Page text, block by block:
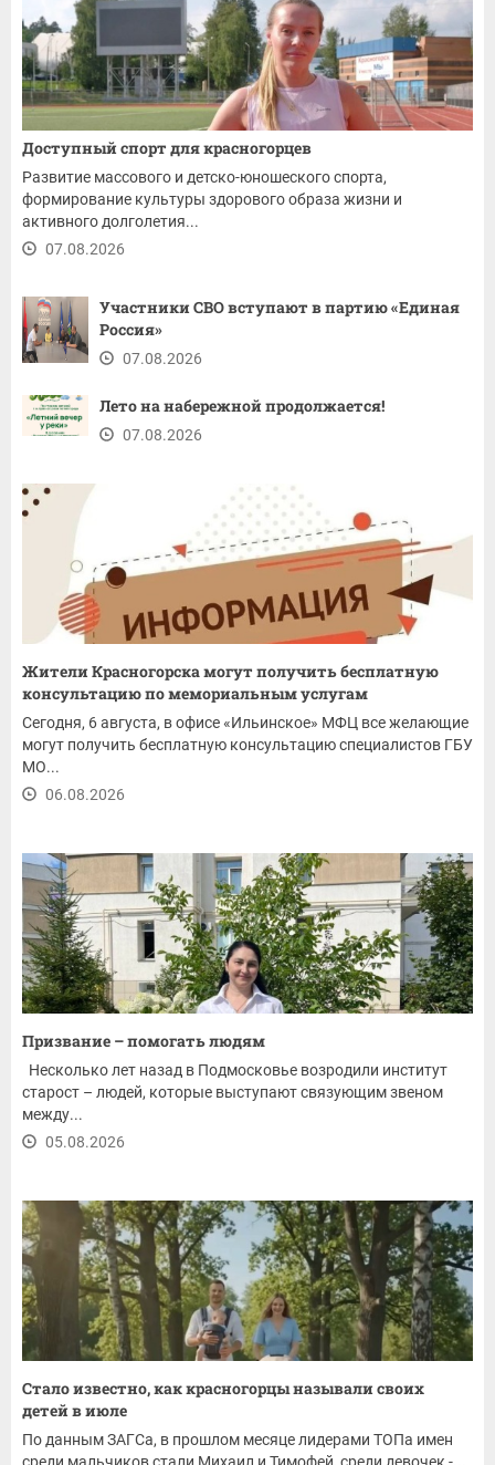
Доступный спорт для красногорцев
Развитие массового и детско-юношеского спорта,
формирование культуры здорового образа жизни и
активного долголетия...
07.08.2026
Участники СВО вступают в партию «Единая
Россия»
07.08.2026
Лето на набережной продолжается!
07.08.2026
Жители Красногорска могут получить бесплатную
консультацию по мемориальным услугам
Сегодня, 6 августа, в офисе «Ильинское» МФЦ все желающие
могут получить бесплатную консультацию специалистов ГБУ
МО...
06.08.2026
Призвание – помогать людям
Несколько лет назад в Подмосковье возродили институт
старост – людей, которые выступают связующим звеном
между...
05.08.2026
Стало известно, как красногорцы называли своих
детей в июле
По данным ЗАГСа, в прошлом месяце лидерами ТОПа имен